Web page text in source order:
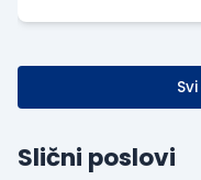
Slični poslovi